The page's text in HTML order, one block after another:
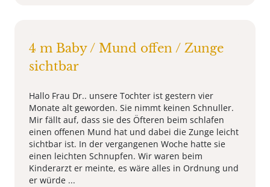
4 m Baby / Mund offen / Zunge
sichtbar
Hallo Frau Dr.. unsere Tochter ist gestern vier
Monate alt geworden. Sie nimmt keinen Schnuller.
Mir fällt auf, dass sie des Öfteren beim schlafen
einen offenen Mund hat und dabei die Zunge leicht
sichtbar ist. In der vergangenen Woche hatte sie
einen leichten Schnupfen. Wir waren beim
Kinderarzt er meinte, es wäre alles in Ordnung und
er würde ...